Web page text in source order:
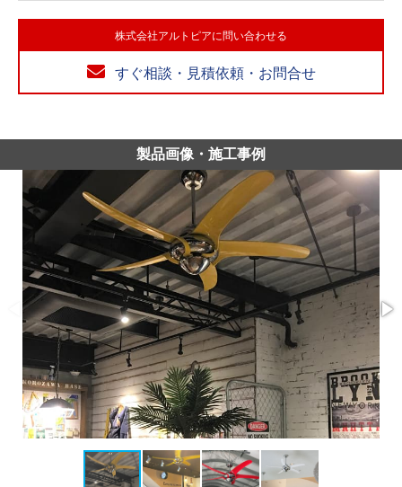
株式会社アルトピアに問い合わせる
すぐ相談・見積依頼・お問合せ
製品画像・施工事例